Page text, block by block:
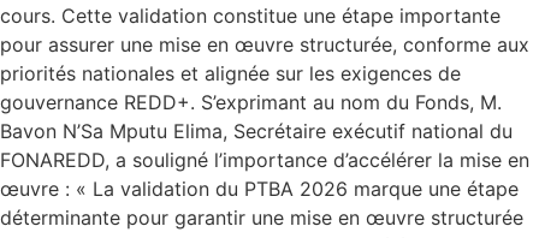
cours. Cette validation constitue une étape importante
pour assurer une mise en œuvre structurée, conforme aux
priorités nationales et alignée sur les exigences de
gouvernance REDD+. S’exprimant au nom du Fonds, M.
Bavon N’Sa Mputu Elima, Secrétaire exécutif national du
FONAREDD, a souligné l’importance d’accélérer la mise en
œuvre : « La validation du PTBA 2026 marque une étape
déterminante pour garantir une mise en œuvre structurée